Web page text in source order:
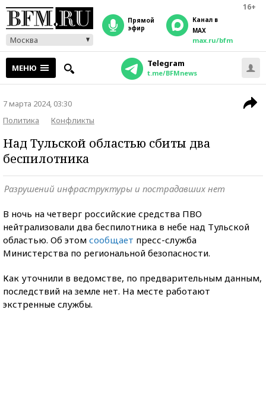
16+
Москва
прямой
эфир
Канал в
MAX
max.ru/bfm
МЕНЮ Telegram
t.me/BFMnews
7 марта 2024, 03:30
Политика
Конфликты
Над Тульской областью сбиты два
беспилотника
Разрушений инфраструктуры и пострадавших нет
В ночь на четверг российские средства ПВО
нейтрализовали два беспилотника в небе над Тульской
областью. Об этом сообщает пресс-служба
Министерства по региональной безопасности.
Как уточнили в ведомстве, по предварительным данным,
последствий на земле нет. На месте работают
экстренные службы.